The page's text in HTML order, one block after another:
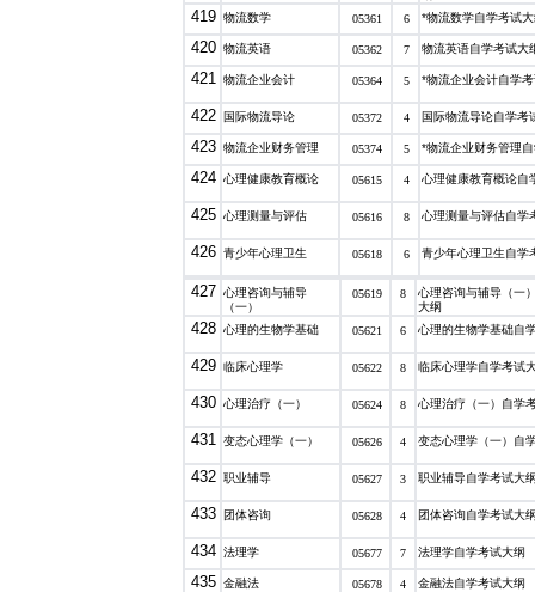
419 物流数学 05361 6 *物流数学自学考试
420 物流英语 05362 7 物流英语自学考试大
421 物流企业会计 05364 5 *物流企业会计自学
422 国际物流导论 05372 4 国际物流导论自学考
423 物流企业财务管理 05374 5 *物流企业财务管理
424 心理健康教育概论 05615 4 心理健康教育概论自
425 心理测量与评估 05616 8 心理测量与评估自学
426 青少年心理卫生 05618 6 青少年心理卫生自学
427 心理咨询与辅导
（一）
05619 8
心理咨询与辅导（一
大纲
428 心理的生物学基础 05621 6 心理的生物学基础自
429 临床心理学 05622 8 临床心理学自学考试
430 心理治疗（一） 05624 8 心理治疗（一）自学
431 变态心理学（一） 05626 4 变态心理学（一）自
432 职业辅导 05627 3 职业辅导自学考试大
433 团体咨询 05628 4 团体咨询自学考试大
434 法理学 05677 7 法理学自学考试大纲
435 金融法 05678 4 金融法自学考试大纲